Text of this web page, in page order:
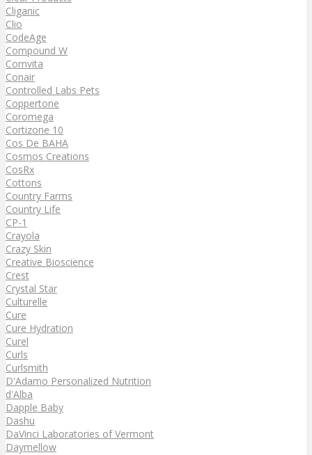
Cliganic
Clio
CodeAge
Compound W
Comvita
Conair
Controlled Labs Pets
Coppertone
Coromega
Cortizone 10
Cos De BAHA
Cosmos Creations
CosRx
Cottons
Country Farms
Country Life
CP-1
Crayola
Crazy Skin
Creative Bioscience
Crest
Crystal Star
Culturelle
Cure
Cure Hydration
Curel
Curls
Curlsmith
D'Adamo Personalized Nutrition
d'Alba
Dapple Baby
Dashu
DaVinci Laboratories of Vermont
Daymellow